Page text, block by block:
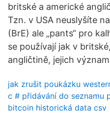
britské a americké
Tzn. v USA neuslyšíte
(BrE) ale „pants“ pro
se používají jak v
angličtině, jejich
jak zrušit poukázku
c # přidávání do seznamu
bitcoin historická data csv